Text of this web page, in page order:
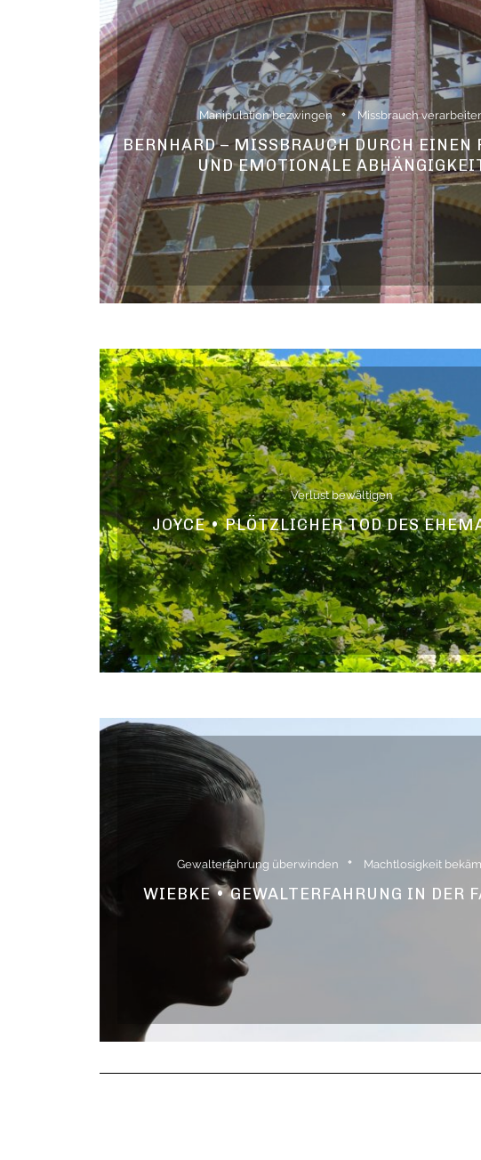
Manipulation bezwingen Missbrauch
BERNHARD – MISSBRAUCH DURCH EINEN
UND EMOTIONALE
Verlust bewältigen
JOYCE • PLÖTZLICHER TOD DES
Gewalterfahrung überwinden Machtlosigkeit
WIEBKE • GEWALTERFAHRUNG IN DER